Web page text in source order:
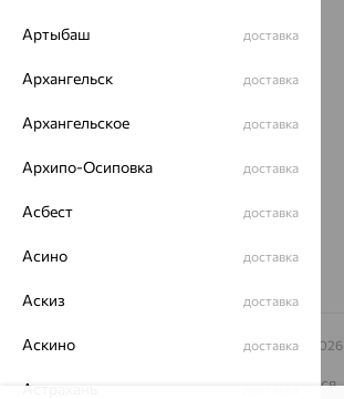
Магазины и доставка
ул. Зегеля, 27/2
Другие города
Заказать звонок
© ООО «Ювелирный дом «Кристалл»,2009 – 2026
На информационном ресурсе применяются
Артыбаш доставка
Архангельск доставка
Архангельское доставка
Архипо-Осиповка доставка
Асбест доставка
Асино доставка
Аскиз доставка
Аскино доставка
Астрахань